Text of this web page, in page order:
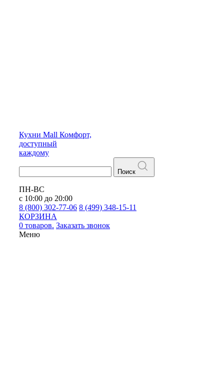
Кухни Mall Комфорт,
доступный
каждому
Поиск
ПН-ВС
с 10:00 до 20:00
8 (800) 302-77-06 8 (499) 348-15-11
КОРЗИНА
0 товаров. Заказать звонок
Меню